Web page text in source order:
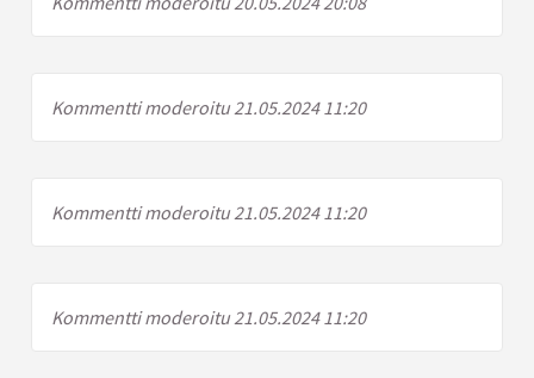
Kommentti moderoitu 21.05.2024 11:20
Kommentti moderoitu 21.05.2024 11:20
Kommentti moderoitu 21.05.2024 11:20